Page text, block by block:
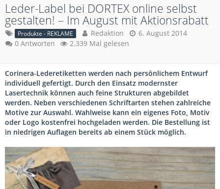
Leder-Label bei DORTEX online selbst
gestalten! – Im August mit Aktionsrabatt
Produkte - REKLAME Redaktion
6. August 2014
0 Antworten
2.339 Mal gelesen
Corinera-Lederetiketten werden nach persönlichem Entwurf
individuell gefertigt. Durch den Einsatz modernster
Lasertechnik können auch feine Strukturen abgebildet
werden. Neben verschiedenen Schriftarten stehen zahlreiche
Motive zur Auswahl. Wahlweise kann ein eigenes Foto, Motiv
oder Logo kostenfrei hochgeladen werden. Die Bestellung ist
in niedrigen Auflagen bereits ab einem Stück möglich.